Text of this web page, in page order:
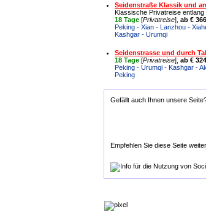
Seidenstraße Klassik und
Klassische Privatreise
18 Tage [Privatreise], ab €
Peking - Xian - Lanzhou -
Kashgar - Urumqi
Seidenstrasse und durch
18 Tage [Privatreise], ab €
Peking - Urumqi - Kashgar -
Peking
Gefällt auch Ihnen unsere
Empfehlen Sie diese Seite